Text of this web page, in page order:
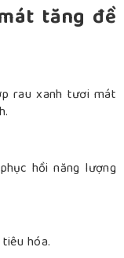
tăng đề
rau xanh tươi mát
hồi năng lượng
hóa.